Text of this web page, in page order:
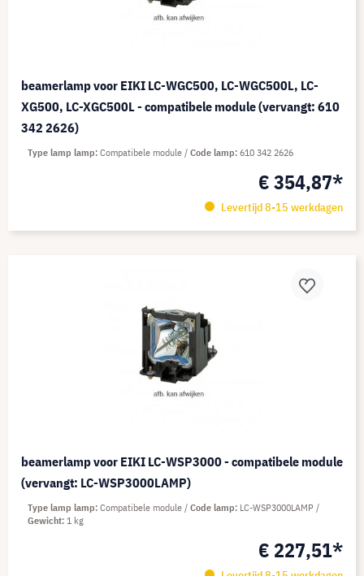
beamerlamp voor EIKI LC-WGC500, LC-WGC500L, LC-
XG500, LC-XGC500L - compatibele module (vervangt: 610
342 2626)
€ 354,87*
Levertijd 8-15 werkdagen
Type lamp lamp Compatibele module Code lamp 610 342 2626
beamerlamp voor EIKI LC-WSP3000 - compatibele module
(vervangt: LC-WSP3000LAMP)
€ 227,51*
Type lamp lamp Compatibele module Code lamp LC-WSP3000LAMP
Gewicht 1 kg